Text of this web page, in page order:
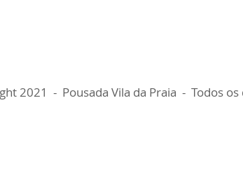
2021 - Pousada Vila da Praia - Todos